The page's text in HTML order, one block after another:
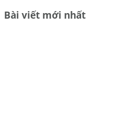
Bài viết mới nhất